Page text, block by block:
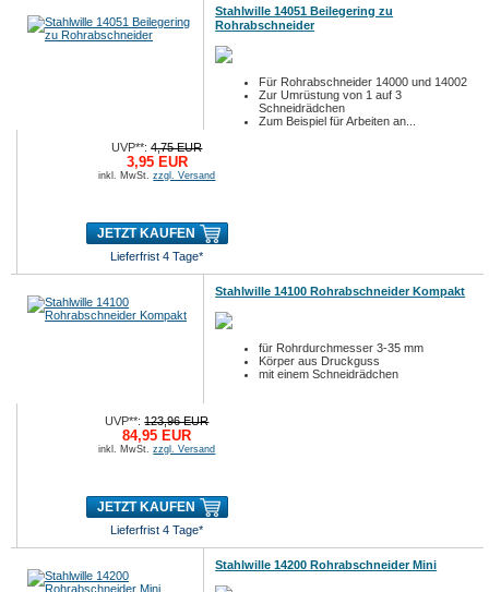
Stahlwille 14051 Beilegering zu
Rohrabschneider
Für Rohrabschneider 14000 und 14002
Zur Umrüstung von 1 auf 3
Schneidrädchen
Zum Beispiel für Arbeiten an...
UVP**:4,75 EUR
3,95 EUR
inkl. MwSt.zzgl. Versand
JETZT KAUFEN
Lieferfrist 4 Tage*
Stahlwille 14100 Rohrabschneider Kompakt
für Rohrdurchmesser 3-35 mm
Körper aus Druckguss
mit einem Schneidrädchen
UVP**:123,96 EUR
84,95 EUR
inkl. MwSt.zzgl. Versand
JETZT KAUFEN
Lieferfrist 4 Tage*
Stahlwille 14200 Rohrabschneider Mini